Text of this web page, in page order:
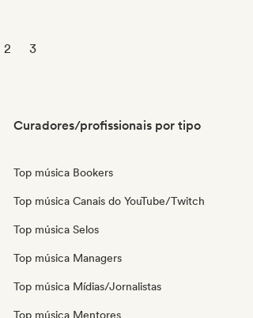
2 3
Curadores/profissionais por tipo
Top música Bookers
Top música Canais do YouTube/Twitch
Top música Selos
Top música Managers
Top música Mídias/Jornalistas
Top música Mentores